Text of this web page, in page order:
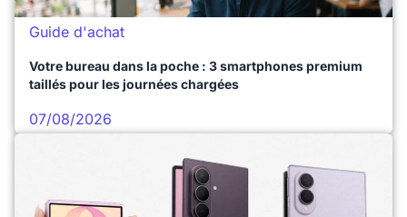
Guide d'achat
Votre bureau dans la poche : 3 smartphones premium
taillés pour les journées chargées
07/08/2026